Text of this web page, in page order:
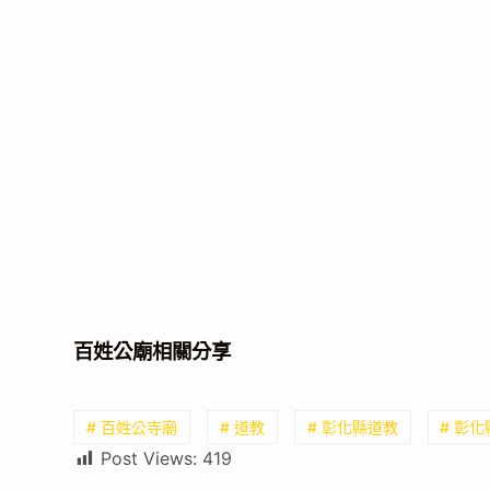
百姓公廟相關分享
# 百姓公寺廟 # 道教 # 彰化縣道教 # 彰化
Post Views: 419